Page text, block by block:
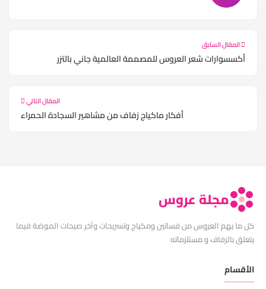
المقال السابق
أكسسوارات شعر العروس للمصممة العالمية جاني بالتزر
المقال التالي
أفكار ماكياج زفاف من مشاهير السجادة الحمراء
مجلة عروس
كل ما يهم العروس من فساتين ومكياج وتسريحات وآخر صيحات الموضة فيما
يتعلق بالزفاف و مستلزماته
الأقسام